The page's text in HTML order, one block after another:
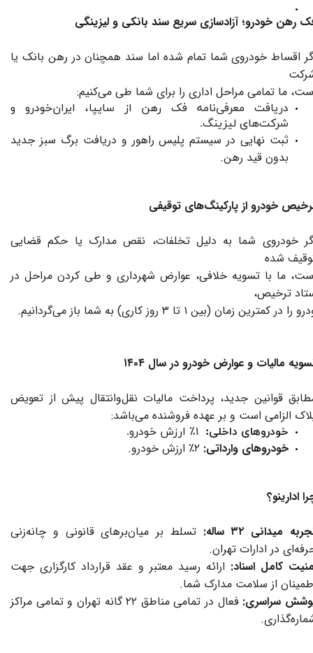
رهن خودرو؛ آزادسازی سریع سند بانکی و لیزینگی
اقساط خودروی شما تمام شده اما سند همچنان در رهن بانک یا
ما تمامی مراحل اداری را برای شما طی می‌کنیم:
دریافت معرفی‌نامه فک رهن از سایپا، ایران‌خودرو و
شرکت‌های لیزینگ.
ثبت نهایی در سیستم پلیس راهور و دریافت برگ سبز جدید
بدون قید رهن.
خودرو از پارکینگ‌های توقیفی
خودروی شما به دلیل تخلفات، نقص مدارک یا حکم قضایی
شده
ما با تسویه خلافی، عوارض شهرداری و طی کردن مراحل در
ترخیص،
را در کمترین زمان (بین ۱ تا ۳ روز کاری) به شما باز می‌گردانیم.
مالیات و عوارض خودرو در سال ۱۴۰۴
قوانین جدید، پرداخت مالیات نقل‌وانتقال پیش از تعویض
الزامی است و بر عهده فروشنده می‌باشد:
خودروهای داخلی: ۱٪ ارزش خودرو.
خودروهای وارداتی:
ادارینو؟
میدانی ۳۲ ساله:
تسلط بر میان‌برهای قانونی و چانه‌زنی
در ادارات تهران.
کامل اسناد: ارائه رسید معتبر و عقد قرارداد کارگزاری جهت
از سلامت مدارک شما.
سراسری:
فعال در تمامی مناطق ۲۲ گانه تهران و تمامی مراکز